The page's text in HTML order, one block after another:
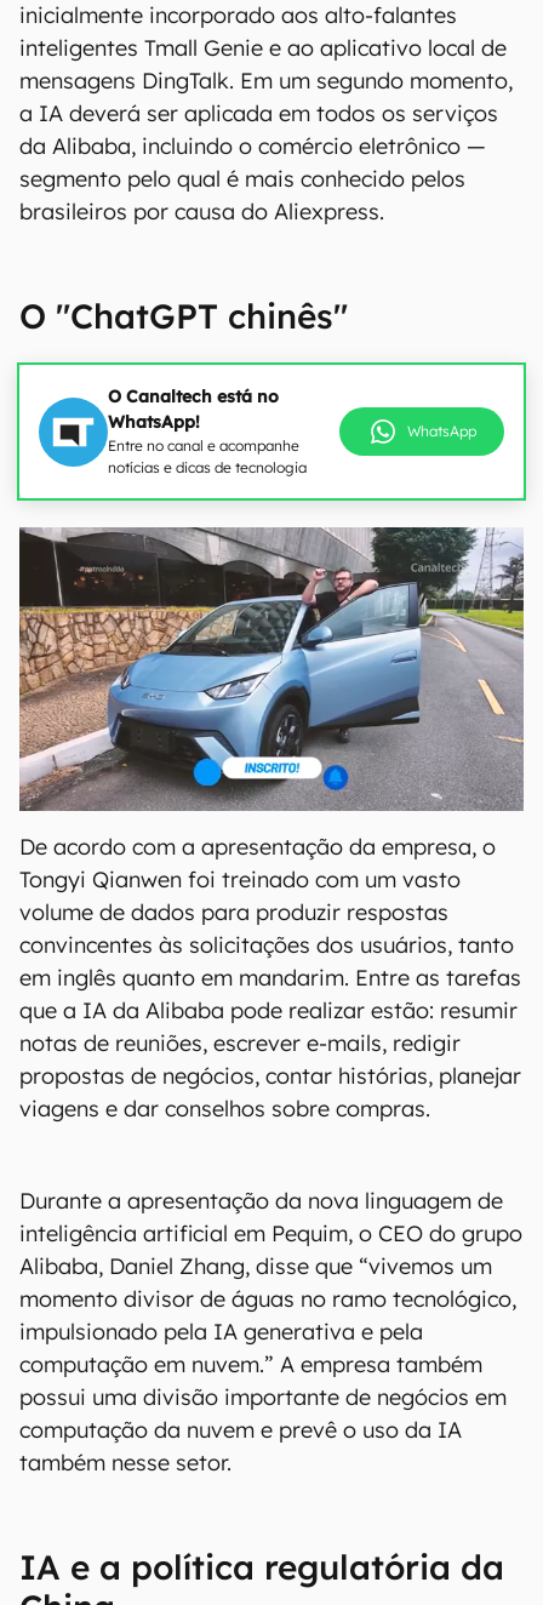
inicialmente incorporado aos alto-falantes
inteligentes Tmall Genie e ao aplicativo local de
mensagens DingTalk. Em um segundo momento,
a IA deverá ser aplicada em todos os serviços
da Alibaba, incluindo o comércio eletrônico —
segmento pelo qual é mais conhecido pelos
brasileiros por causa do Aliexpress.
O "ChatGPT chinês"
O Canaltech está no
WhatsApp!
Entre no canal e acompanhe
notícias e dicas de tecnologia
WhatsApp
De acordo com a apresentação da empresa, o
Tongyi Qianwen foi treinado com um vasto
volume de dados para produzir respostas
convincentes às solicitações dos usuários, tanto
em inglês quanto em mandarim. Entre as tarefas
que a IA da Alibaba pode realizar estão: resumir
notas de reuniões, escrever e-mails, redigir
propostas de negócios, contar histórias, planejar
viagens e dar conselhos sobre compras.
Durante a apresentação da nova linguagem de
inteligência artificial em Pequim, o CEO do grupo
Alibaba, Daniel Zhang, disse que “vivemos um
momento divisor de águas no ramo tecnológico,
impulsionado pela IA generativa e pela
computação em nuvem.” A empresa também
possui uma divisão importante de negócios em
computação da nuvem e prevê o uso da IA
também nesse setor.
IA e a política regulatória da